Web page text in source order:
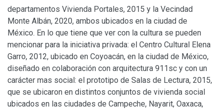
departamentos Vivienda Portales, 2015 y la Vecindad
Monte Albán, 2020, ambos ubicados en la ciudad de
México. En lo que tiene que ver con la cultura se pueden
mencionar para la iniciativa privada: el Centro Cultural Elena
Garro, 2012, ubicado en Coyoacán, en la ciudad de México,
diseñado en colaboración con arquitectura 911sc y con un
carácter mas social: el prototipo de Salas de Lectura, 2015,
que se ubicaron en distintos conjuntos de vivienda social
ubicados en las ciudades de Campeche, Nayarit, Oaxaca,